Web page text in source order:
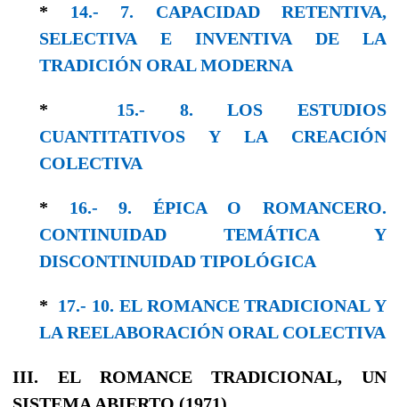
* 14.- 7. CAPACIDAD RETENTIVA,
SELECTIVA E INVENTIVA DE LA
TRADICIÓN ORAL MODERNA
* 15.- 8. LOS ESTUDIOS
CUANTITATIVOS Y LA CREACIÓN
COLECTIVA
* 16.- 9. ÉPICA O ROMANCERO.
CONTINUIDAD TEMÁTICA Y
DISCONTINUIDAD TIPOLÓGICA
* 17.- 10. EL ROMANCE TRADICIONAL Y
LA REELABORACIÓN ORAL COLECTIVA
III. EL ROMANCE TRADICIONAL, UN